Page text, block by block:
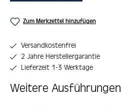
Zum Merkzettel hinzufügen
Versandkostenfrei
2 Jahre Herstellergarantie
Lieferzeit 1-3 Werktage
Weitere Ausführungen